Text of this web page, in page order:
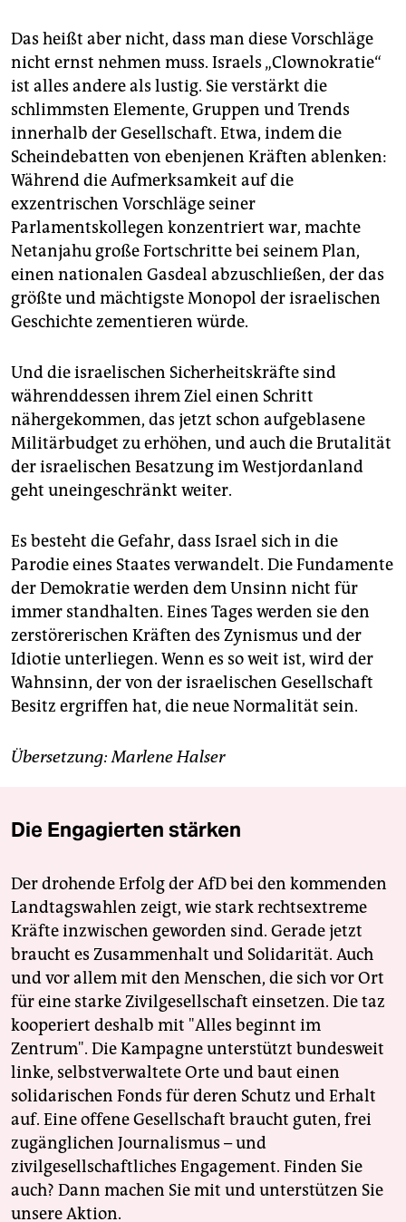
Das heißt aber nicht, dass man diese Vorschläge
nicht ernst nehmen muss. Israels „Clownokratie“
ist alles andere als lustig. Sie verstärkt die
schlimmsten Elemente, Gruppen und Trends
innerhalb der Gesellschaft. Etwa, indem die
Scheindebatten von ebenjenen Kräften ablenken:
Während die Aufmerksamkeit auf die
exzentrischen Vorschläge seiner
Parlamentskollegen konzentriert war, machte
Netanjahu große Fortschritte bei seinem Plan,
einen nationalen Gasdeal abzuschließen, der das
größte und mächtigste Monopol der israelischen
Geschichte zementieren würde.
Und die israelischen Sicherheitskräfte sind
währenddessen ihrem Ziel einen Schritt
nähergekommen, das jetzt schon aufgeblasene
Militärbudget zu erhöhen, und auch die Brutalität
der israelischen Besatzung im Westjordanland
geht uneingeschränkt weiter.
Es besteht die Gefahr, dass Israel sich in die
Parodie eines Staates verwandelt. Die Fundamente
der Demokratie werden dem Unsinn nicht für
immer standhalten. Eines Tages werden sie den
zerstörerischen Kräften des Zynismus und der
Idiotie unterliegen. Wenn es so weit ist, wird der
Wahnsinn, der von der israelischen Gesellschaft
Besitz ergriffen hat, die neue Normalität sein.
Übersetzung: Marlene Halser
Die Engagierten stärken
Der drohende Erfolg der AfD bei den kommenden
Landtagswahlen zeigt, wie stark rechtsextreme
Kräfte inzwischen geworden sind. Gerade jetzt
braucht es Zusammenhalt und Solidarität. Auch
und vor allem mit den Menschen, die sich vor Ort
für eine starke Zivilgesellschaft einsetzen. Die taz
kooperiert deshalb mit "Alles beginnt im
Zentrum". Die Kampagne unterstützt bundesweit
linke, selbstverwaltete Orte und baut einen
solidarischen Fonds für deren Schutz und Erhalt
auf. Eine offene Gesellschaft braucht guten, frei
zugänglichen Journalismus – und
zivilgesellschaftliches Engagement. Finden Sie
auch? Dann machen Sie mit und unterstützen Sie
unsere Aktion.